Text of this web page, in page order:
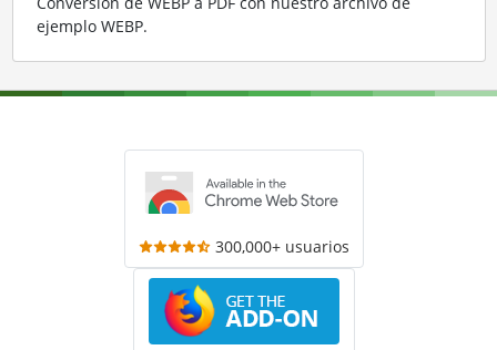
ejemplo WEBP.
300,000+ usuarios